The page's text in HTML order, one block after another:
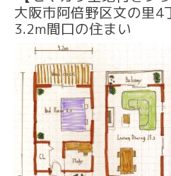
大阪市阿倍野区文の里4
3.2m間口の住まい